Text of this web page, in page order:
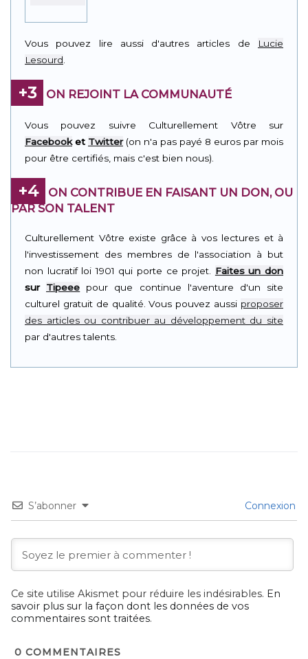
Vous pouvez lire aussi d'autres articles de
Lucie
Lesourd.
+3 ON REJOINT LA COMMUNAUTÉ
Vous pouvez suivre Culturellement Vôtre sur
Facebooket Twitter(on n'a pas payé 8 euros par mois
pour être certifiés, mais c'est bien nous).
+4
ON CONTRIBUE EN FAISANT UN DON, OU
PAR SON TALENT
Culturellement Vôtre existe grâce à vos lectures et à
l'investissement des membres de l'association à but
non lucratif loi 1901 qui porte ce projet. Faites un don
sur Tipeee pour que continue l'aventure d'un site
culturel gratuit de qualité. Vous pouvez aussi proposer
des articles ou contribuer au développement du site
par d'autres talents.
S’abonner Connexion
Ce site utilise Akismet pour réduire les indésirables. En
savoir plus sur la façon dont les données de vos
commentaires sont traitées.
0 COMMENTAIRES